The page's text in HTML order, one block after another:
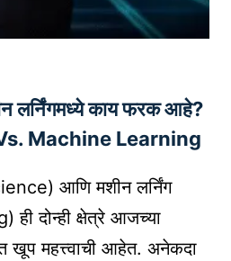
लर्निंगमध्ये काय फरक आहे?
Machine Learning
आणि मशीन लर्निंग
दोन्ही क्षेत्रे आजच्या
खूप महत्त्वाची आहेत. अनेकदा